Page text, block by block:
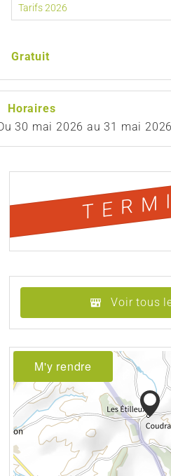
Gratuit
Horaires
30 mai 2026 au 31 mai 2026
Voir tous
M'y rendre